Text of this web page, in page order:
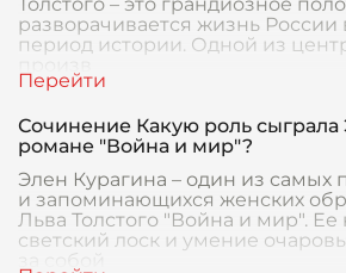
разворачивается жизнь
период истории. Одной из
Сочинение Какую роль сыграла
романе "Война и мир"?
Элен Курагина – один из самых
и запоминающихся женских
Льва Толстого "Война и мир". Ее
светский лоск и умение
за собой